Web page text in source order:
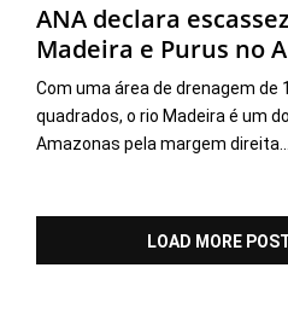
ANA declara
Madeira e Purus no
Com uma área de drenagem de
quadrados, o rio Madeira é um
Amazonas pela margem direita...
LOAD MORE